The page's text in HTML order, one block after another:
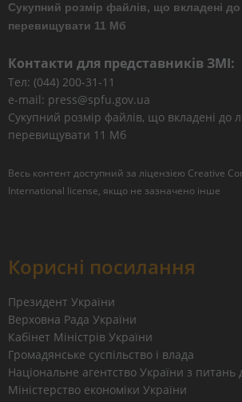
Сукупний розмір файлів, що вкладені
перевищувати 11 Мб
Контакти для представників
Тел: (044) 200-31-11
e-mail: press@spfu.gov.ua
Сукупний розмір файлів, що вкладені до
перевищувати 11 Мб
Весь контент доступний за ліцензією Creative
International license, якщо не зазначено інше
Корисні посилання
Президент України
Верховна Рада України
Кабінет Міністрів України
Громадянське суспільство і влада
Національне агентство України з питань
Міністерство економіки України